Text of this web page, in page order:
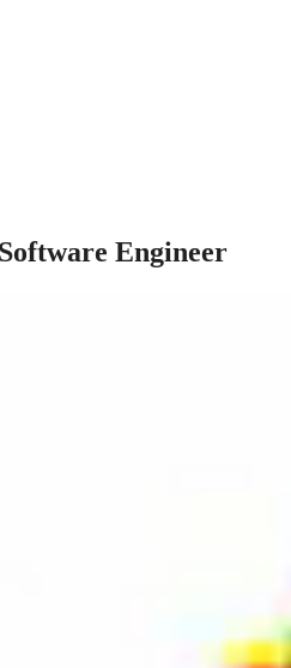
Engineer